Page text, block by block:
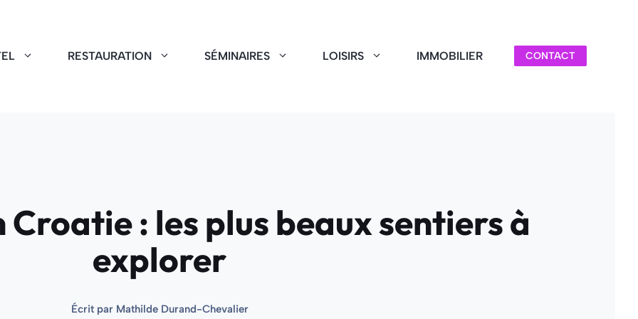
RESTAURATION SÉMINAIRES LOISIRS IMMOBILIER CONTACT
Croatie : les plus beaux sentiers à
explorer
Écrit par Mathilde Durand-Chevalier